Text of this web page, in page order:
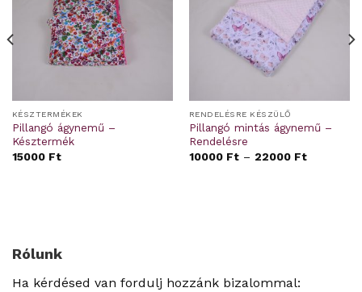
KÉSZTERMÉKEK
Pillangó ágynemű –
Késztermék
15000 Ft
RENDELÉSRE KÉSZÜLŐ
Pillangó mintás ágynemű –
Rendelésre
10000 Ft– 22000 Ft
Rólunk
Ha kérdésed van fordulj hozzánk bizalommal: